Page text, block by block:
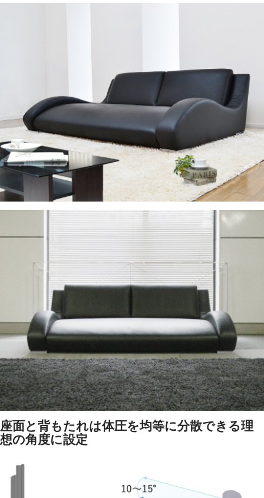
座面と背もたれは体圧を均等に分散できる理
想の角度に設定